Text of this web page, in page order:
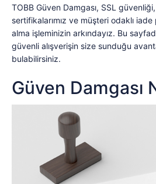
TOBB Güven Damgası, SSL
sertifikalarımız ve müşteri odaklı iade
alma işleminizin arkındayız. Bu
güvenli alışverişin size sunduğu
bulabilirsiniz.
Güven Damgası